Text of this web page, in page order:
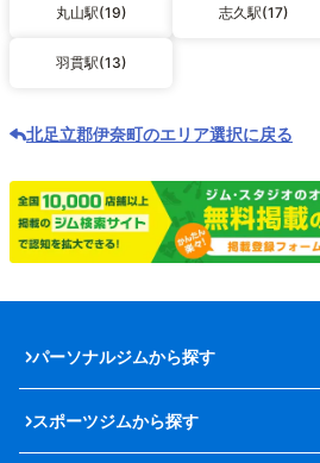
丸山駅(19) 志久駅(17)
羽貫駅(13)
北足立郡伊奈町のエリア選択に戻る
パーソナルジムから探す
スポーツジムから探す